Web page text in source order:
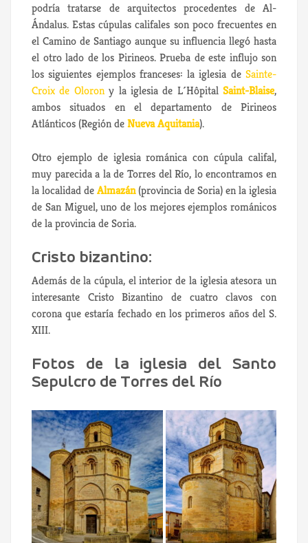
podría tratarse de arquitectos procedentes de Al-
Ándalus. Estas cúpulas califales son poco frecuentes en
el Camino de Santiago aunque su influencia llegó hasta
el otro lado de los Pirineos. Prueba de este influjo son
los siguientes ejemplos franceses: la iglesia de Sainte-
Croix de Olorony la iglesia de L´Hôpital Saint-Blaise,
ambos situados en el departamento de Pirineos
Atlánticos (Región deNueva Aquitania).
Otro ejemplo de iglesia románica con cúpula califal,
muy parecida a la de Torres del Río, lo encontramos en
la localidad deAlmazán(provincia de Soria) en la iglesia
de San Miguel, uno de los mejores ejemplos románicos
de la provincia de Soria.
Cristo bizantino:
Además de la cúpula, el interior de la iglesia atesora un
interesante Cristo Bizantino de cuatro clavos con
corona que estaría fechado en los primeros años del S.
XIII.
Fotos de la iglesia del Santo
Sepulcro de Torres del Río